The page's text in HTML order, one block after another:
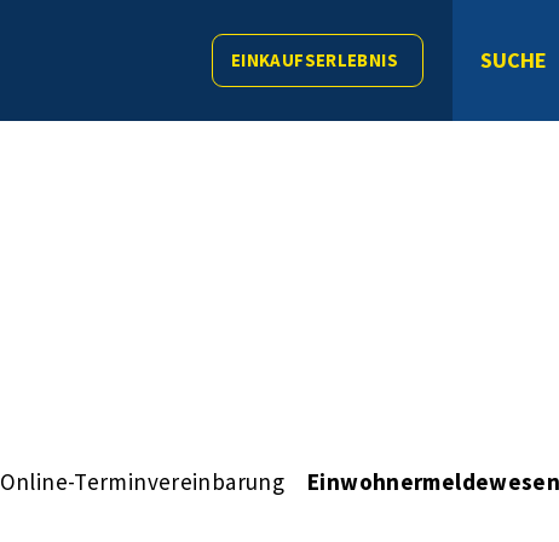
EINKAUFSERLEBNIS SUCHE
Online-Terminvereinbarung Einwohnermeldewesen